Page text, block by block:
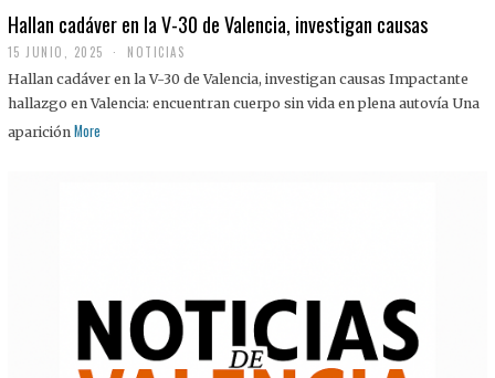
Hallan cadáver en la V-30 de Valencia, investigan causas
15 JUNIO, 2025 NOTICIAS
Hallan cadáver en la V-30 de Valencia, investigan causas Impactante
hallazgo en Valencia: encuentran cuerpo sin vida en plena autovía Una
aparición More